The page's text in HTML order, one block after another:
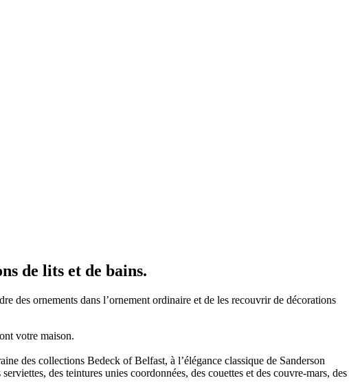
de lits et de bains.
des ornements dans l’ornement ordinaire et de les recouvrir de décorations
votre maison.
des collections Bedeck of Belfast, à l’élégance classique de Sanderson
des teintures unies coordonnées, des couettes et des couvre-mars, des